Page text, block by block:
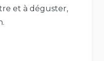
et à déguster,